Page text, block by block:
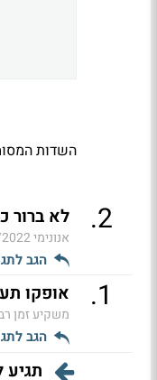
השדות
2
. לא ברור
אנונימי23:32
הגב
1
. אופקו
משקיע זמן
הגב
תגיע ל1600 זה כבר היה ולא מכרתי